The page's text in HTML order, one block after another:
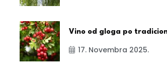
Vino od gloga po
17. Novembra 2025.